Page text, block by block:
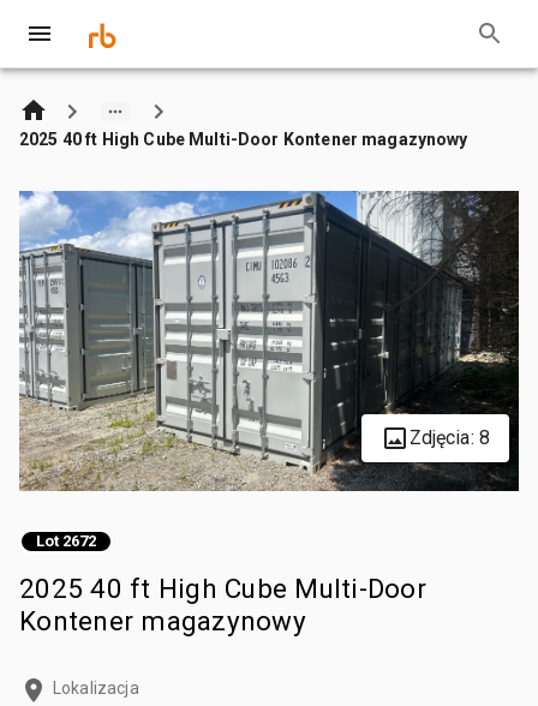
2025 40 ft High Cube Multi-Door Kontener magazynowy
Zdjęcia: 8
Lot 2672
2025 40 ft High Cube Multi-Door
Kontener magazynowy
Lokalizacja